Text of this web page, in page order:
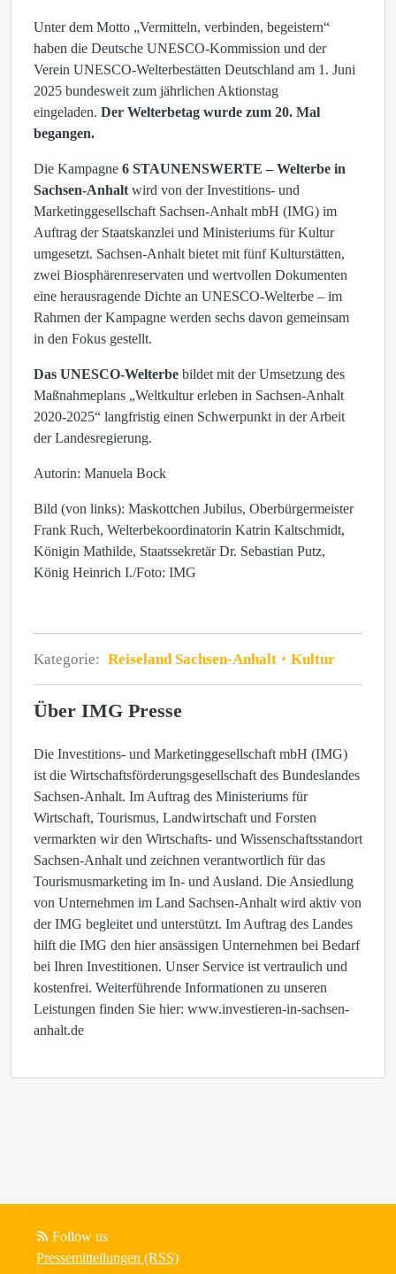
Unter dem Motto „Vermitteln, verbinden, begeistern“
haben die Deutsche UNESCO-Kommission und der
Verein UNESCO-Welterbestätten Deutschland am 1. Juni
2025 bundesweit zum jährlichen Aktionstag
eingeladen. Der Welterbetag wurde zum 20. Mal
begangen.
Die Kampagne 6 STAUNENSWERTE – Welterbe in
Sachsen-Anhalt wird von der Investitions- und
Marketinggesellschaft Sachsen-Anhalt mbH (IMG) im
Auftrag der Staatskanzlei und Ministeriums für Kultur
umgesetzt. Sachsen-Anhalt bietet mit fünf Kulturstätten,
zwei Biosphärenreservaten und wertvollen Dokumenten
eine herausragende Dichte an UNESCO-Welterbe – im
Rahmen der Kampagne werden sechs davon gemeinsam
in den Fokus gestellt.
Das UNESCO-Welterbe bildet mit der Umsetzung des
Maßnahmeplans „Weltkultur erleben in Sachsen-Anhalt
2020-2025“ langfristig einen Schwerpunkt in der Arbeit
der Landesregierung.
Autorin: Manuela Bock
Bild (von links): Maskottchen Jubilus, Oberbürgermeister
Frank Ruch, Welterbekoordinatorin Katrin Kaltschmidt,
Königin Mathilde, Staatssekretär Dr. Sebastian Putz,
König Heinrich I./Foto: IMG
Kategorie: Reiseland Sachsen-Anhalt Kultur
Über IMG Presse
Die Investitions- und Marketinggesellschaft mbH (IMG)
ist die Wirtschaftsförderungsgesellschaft des Bundeslandes
Sachsen-Anhalt. Im Auftrag des Ministeriums für
Wirtschaft, Tourismus, Landwirtschaft und Forsten
vermarkten wir den Wirtschafts- und Wissenschaftsstandort
Sachsen-Anhalt und zeichnen verantwortlich für das
Tourismusmarketing im In- und Ausland. Die Ansiedlung
von Unternehmen im Land Sachsen-Anhalt wird aktiv von
der IMG begleitet und unterstützt. Im Auftrag des Landes
hilft die IMG den hier ansässigen Unternehmen bei Bedarf
bei Ihren Investitionen. Unser Service ist vertraulich und
kostenfrei. Weiterführende Informationen zu unseren
Leistungen finden Sie hier: www.investieren-in-sachsen-
anhalt.de
Follow us
Pressemitteilungen (RSS)